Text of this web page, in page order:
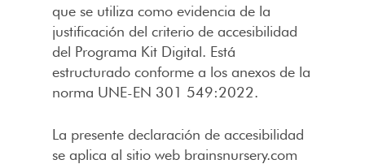
que se utiliza como evidencia de la
justificación del criterio de accesibilidad
del Programa Kit Digital. Está
estructurado conforme a los anexos de la
norma UNE-EN 301 549:2022.
La presente declaración de accesibilidad
se aplica al sitio web brainsnursery.com